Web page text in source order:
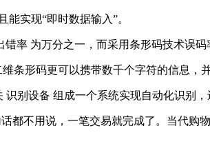
实现“即时数据输入”。
率 为万分之一，而采用条形码技术误码
条形码更可以携带数千个字符的信息，
别设备 组成一个系统实现自动化识别
都不用说，一笔交易就完成了。当代购